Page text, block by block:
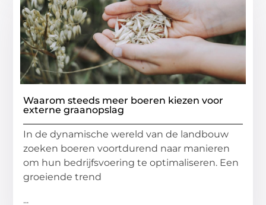
Waarom steeds meer boeren kiezen voor
externe graanopslag
In de dynamische wereld van de landbouw
zoeken boeren voortdurend naar manieren
om hun bedrijfsvoering te optimaliseren. Een
groeiende trend
...